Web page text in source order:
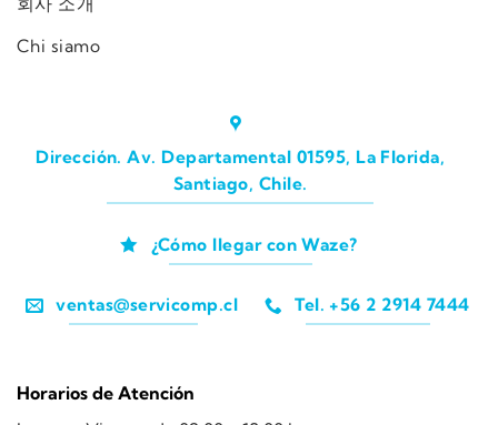
Chi siamo
Dirección. Av. Departamental 01595, La Florida,
Santiago, Chile.
¿Cómo llegar con Waze?
ventas@servicomp.cl Tel. +56 2 2914 7444
Horarios de Atención